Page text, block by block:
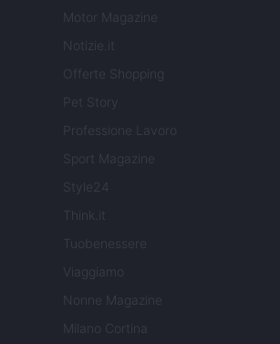
Motor Magazine
Notizie.it
Offerte Shopping
Pet Story
Professione Lavoro
Sport Magazine
Style24
Think.it
Tuobenessere
Viaggiamo
Nonne Magazine
Milano Cortina